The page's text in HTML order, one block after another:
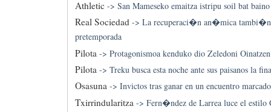
Athletic -> San Mameseko emaitza istripu soil bat
Real Sociedad-> La recuperaci�n an�mica tambi�n
pretemporada
Pilota -> Protagonismoa kenduko dio Zeledoni
Pilota-> Treku busca esta noche ante sus paisanos la
Osasuna-> Invictos tras ganar en un encuentro
Txirrindularitza -> Fern�ndez de Larrea luce el estilo